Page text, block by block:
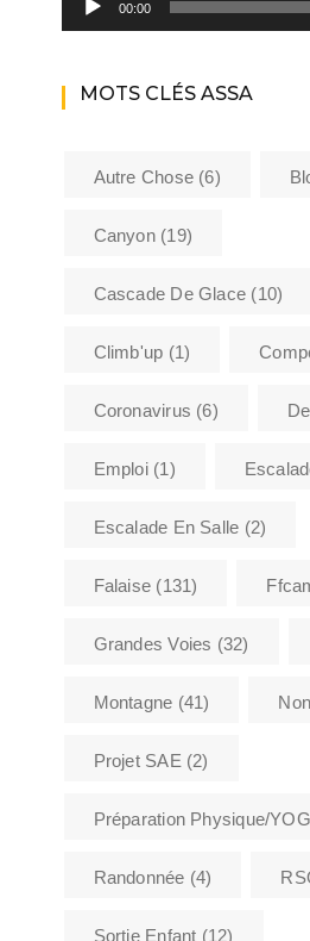
00:00
MOTS CLÉS ASSA
Autre Chose(6)
Canyon(19)
Cascade De Glace (10)
Climb'up (1)
Coronavirus (6)
Emploi(1)
Escalade En Salle (2)
Falaise (131)
Grandes Voies (32)
Montagne (41)
Projet SAE (2)
Préparation Physique/
Randonnée (4)
Sortie Enfant (12)